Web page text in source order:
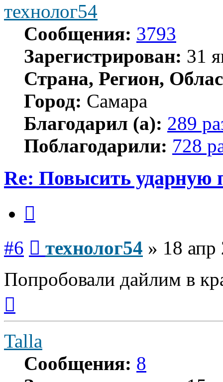
технолог54
Сообщения: 3793
Зарегистрирован: 31
Страна, Регион,
Город: Самара
Благодарил (а): 289
Поблагодарили: 728
Re: Повысить ударную
#6 технолог54 » 18
Попробовали дайлим в
началу
Talla
Сообщения: 8